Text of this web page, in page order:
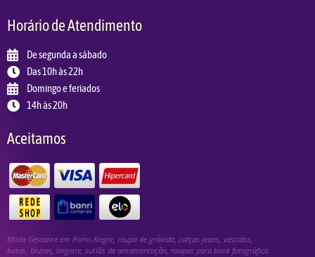
Horário de Atendimento
De segunda a sábado
Das 10h às 22h
Domingo e feriados
14h às 20h
Aceitamos
Moda Gestante em Porto Alegre, roupa de grávida, calças jeans, vestidos,
batas, blusas, lingerie, sutiãs de amamentação, roupas para book fotográfico